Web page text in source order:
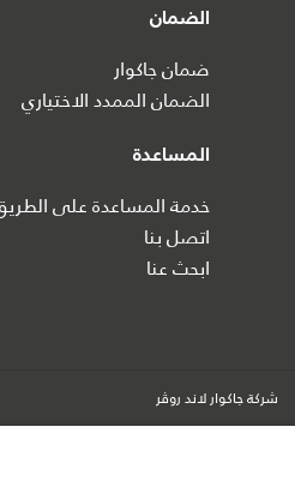
الضمان
ضمان جاكوار
الضمان الممدد الاختياري
المساعدة
خدمة المساعدة على
اتصل بنا
ابحث عنا
شركة جاكوار لاند روڤر